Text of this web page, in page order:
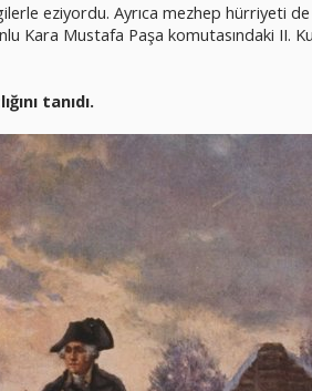
eziyordu. Ayrıca mezhep hürriyeti
Kara Mustafa Paşa komutasındaki II.
tanıdı.